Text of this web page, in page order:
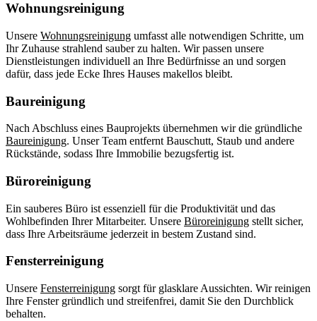
Wohnungsreinigung
Unsere Wohnungsreinigung umfasst alle notwendigen Schritte, um
Ihr Zuhause strahlend sauber zu halten. Wir passen unsere
Dienstleistungen individuell an Ihre Bedürfnisse an und sorgen
dafür, dass jede Ecke Ihres Hauses makellos bleibt.
Baureinigung
Nach Abschluss eines Bauprojekts übernehmen wir die gründliche
Baureinigung. Unser Team entfernt Bauschutt, Staub und andere
Rückstände, sodass Ihre Immobilie bezugsfertig ist.
Büroreinigung
Ein sauberes Büro ist essenziell für die Produktivität und das
Wohlbefinden Ihrer Mitarbeiter. Unsere Büroreinigung stellt sicher,
dass Ihre Arbeitsräume jederzeit in bestem Zustand sind.
Fensterreinigung
Unsere Fensterreinigung sorgt für glasklare Aussichten. Wir reinigen
Ihre Fenster gründlich und streifenfrei, damit Sie den Durchblick
behalten.